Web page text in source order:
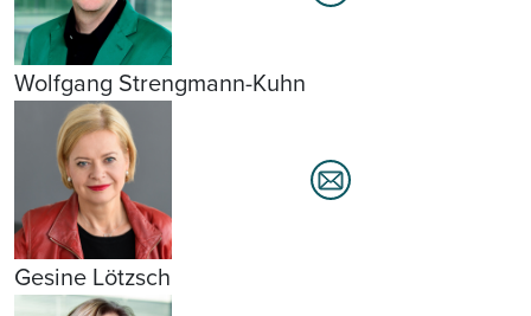
Wolfgang Strengmann-Kuhn
Gesine Lötzsch